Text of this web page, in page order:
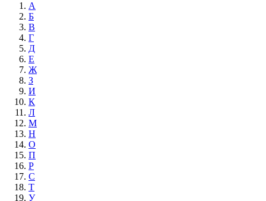
А
Б
В
Г
Д
Е
Ж
З
И
К
Л
М
Н
О
П
Р
С
Т
У